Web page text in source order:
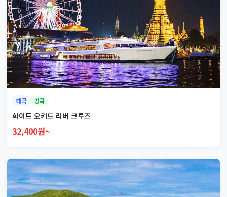
태국 방콕
화이트 오키드 리버 크루즈
32,400원~